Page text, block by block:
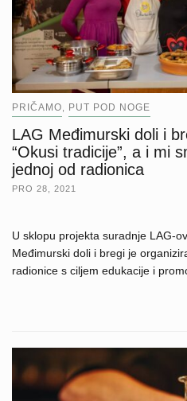
PRIČAMO PUT POD NOGE
LAG Međimurski doli i
“Okusi tradicije”, a i mi
jednoj od radionica
PRO 28, 2021
U sklopu projekta suradnje LAG-
Međimurski doli i bregi je
radionice s ciljem edukacije i